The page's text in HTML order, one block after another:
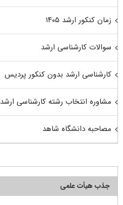
زمان کنکور ارشد ۱۴۰۵
سوالات کارشناسی ارشد
کارشناسی ارشد بدون کنکور پردیس
مشاوره انتخاب رشته کارشناسی ارشد
مصاحبه دانشگاه شاهد
جذب هیأت علمی